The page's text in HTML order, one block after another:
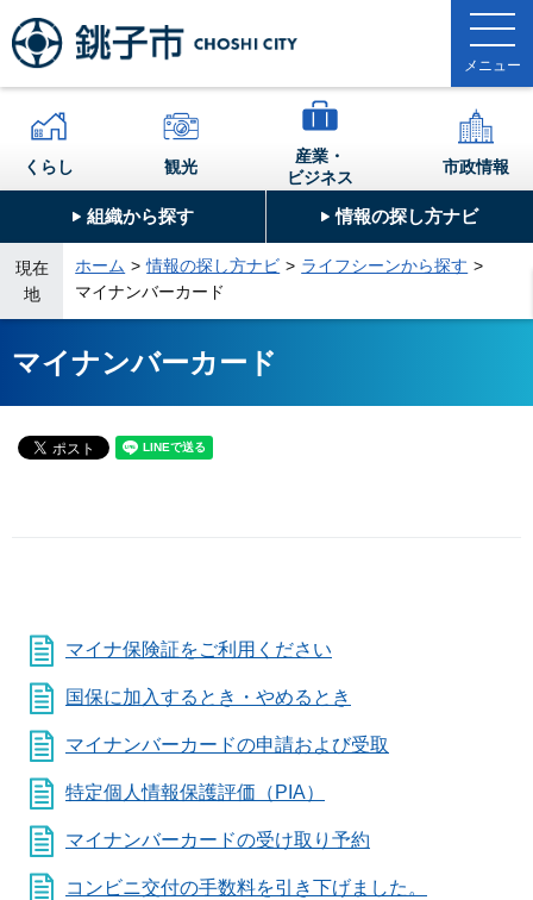
組織から探す 情報の探し方ナビ
くらし 観光
産業・
ビジネス
市政情報
現在
地
ホーム 情報の探し方ナビ
ライフシーンから探す
マイナンバーカード
マイナンバーカード
マイナ保険証をご利用ください
国保に加入するとき・やめるとき
マイナンバーカードの申請および受取
特定個人情報保護評価（PIA）
マイナンバーカードの受け取り予約
コンビニ交付の手数料を引き下げました。